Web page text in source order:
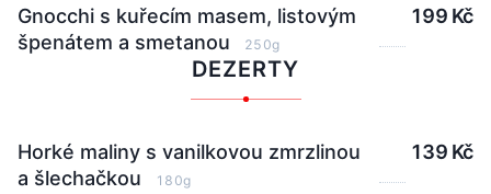
Gnocchi s kuřecím masem, listovým
špenátem a smetanou
250g
199 Kč
DEZERTY
Horké maliny s vanilkovou zmrzlinou
a šlechačkou
180g
139 Kč